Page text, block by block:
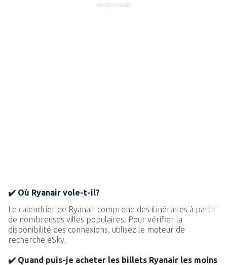
ADVERTISEMENT
✔️ Où Ryanair vole-t-il?
Le calendrier de Ryanair comprend des itinéraires à partir
de nombreuses villes populaires. Pour vérifier la
disponibilité des connexions, utilisez le moteur de
recherche eSky.
✔️ Quand puis-je acheter les billets Ryanair les moins